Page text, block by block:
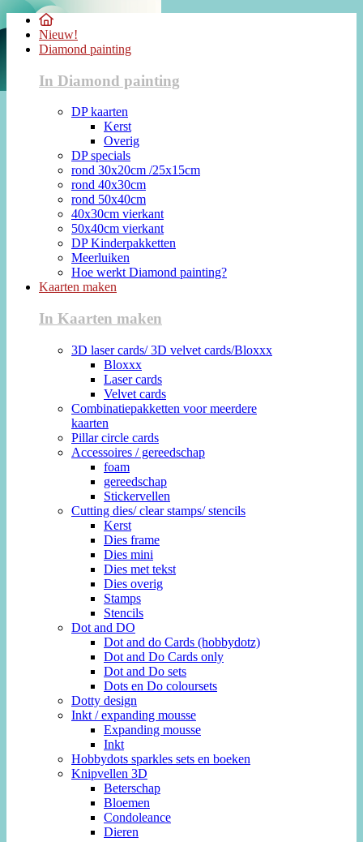
Nieuw!
Diamond painting
In Diamond painting
DP kaarten
Kerst
Overig
DP specials
rond 30x20cm /25x15cm
rond 40x30cm
rond 50x40cm
40x30cm vierkant
50x40cm vierkant
DP Kinderpakketten
Meerluiken
Hoe werkt Diamond painting?
Kaarten maken
In Kaarten maken
3D laser cards/ 3D velvet cards/Bloxxx
Bloxxx
Laser cards
Velvet cards
Combinatiepakketten voor meerdere
kaarten
Pillar circle cards
Accessoires / gereedschap
foam
gereedschap
Stickervellen
Cutting dies/ clear stamps/ stencils
Kerst
Dies frame
Dies mini
Dies met tekst
Dies overig
Stamps
Stencils
Dot and DO
Dot and do Cards (hobbydotz)
Dot and Do Cards only
Dot and Do sets
Dots en Do coloursets
Dotty design
Inkt / expanding mousse
Expanding mousse
Inkt
Hobbydots sparkles sets en boeken
Knipvellen 3D
Beterschap
Bloemen
Condoleance
Dieren